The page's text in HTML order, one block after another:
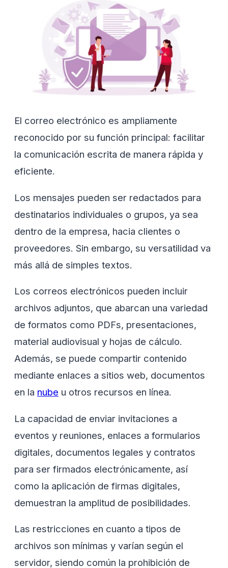
El correo electrónico es ampliamente
reconocido por su función principal: facilitar
la comunicación escrita de manera rápida y
eficiente.
Los mensajes pueden ser redactados para
destinatarios individuales o grupos, ya sea
dentro de la empresa, hacia clientes o
proveedores. Sin embargo, su versatilidad va
más allá de simples textos.
Los correos electrónicos pueden incluir
archivos adjuntos, que abarcan una variedad
de formatos como PDFs, presentaciones,
material audiovisual y hojas de cálculo.
Además, se puede compartir contenido
mediante enlaces a sitios web, documentos
en la nube u otros recursos en línea.
La capacidad de enviar invitaciones a
eventos y reuniones, enlaces a formularios
digitales, documentos legales y contratos
para ser firmados electrónicamente, así
como la aplicación de firmas digitales,
demuestran la amplitud de posibilidades.
Las restricciones en cuanto a tipos de
archivos son mínimas y varían según el
servidor, siendo común la prohibición de